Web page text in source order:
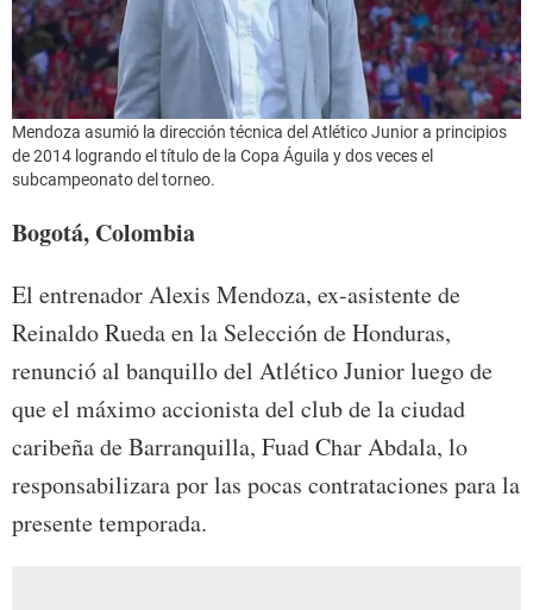
Mendoza asumió la dirección técnica del Atlético Junior a principios
de 2014 logrando el título de la Copa Águila y dos veces el
subcampeonato del torneo.
Bogotá, Colombia
El entrenador Alexis Mendoza, ex-asistente de
Reinaldo Rueda en la Selección de Honduras,
renunció al banquillo del Atlético Junior luego de
que el máximo accionista del club de la ciudad
caribeña de Barranquilla, Fuad Char Abdala, lo
responsabilizara por las pocas contrataciones para la
presente temporada.